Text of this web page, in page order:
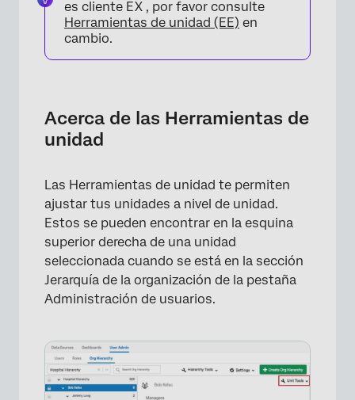
es cliente EX , por favor consulte
Herramientas de unidad (EE) en
cambio.
Acerca de las Herramientas de
unidad
Las Herramientas de unidad te permiten
ajustar tus unidades a nivel de unidad.
Estos se pueden encontrar en la esquina
superior derecha de una unidad
seleccionada cuando se está en la sección
Jerarquía de la organización de la pestaña
Administración de usuarios.